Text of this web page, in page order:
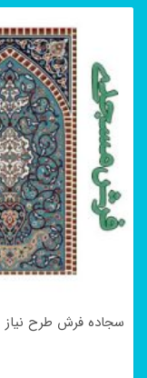
سجاده فرش طرح نیاز